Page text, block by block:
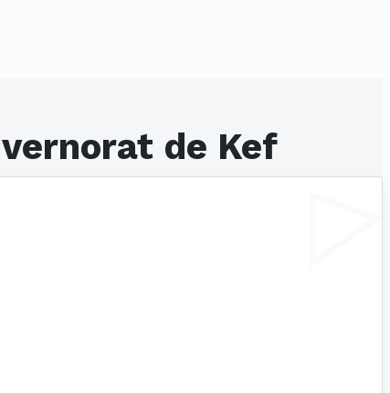
de Kef